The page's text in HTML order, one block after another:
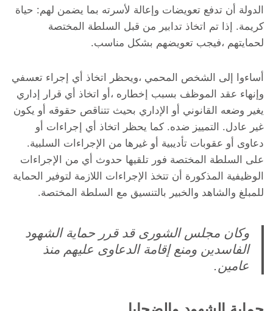
الدولة أن تدفع تعويضات وإعالة لأسرته بما يضمن لهم: حياة
كريمة. إذا تم اتخاذ تدابير من قبل السلطة المختصة
لحمايتهم ،فيجب تعويضهم بشكل مناسب.
أساءوا إلى الشخص المحمي ،ويحظر اتخاذ أي إجراء تعسفي
وإنهاء عقد الموظف بسبب إخطاره ،أو اتخاذ أي قرار إداري
يغير وضعه القانوني أو الإداري بحيث تتناقص حقوقه أو يكون
غير عادل. التمييز ضده. كما يحظر اتخاذ أي إجراءات أو
دعاوى أو عقوبات تأديبية أو غيرها من الإجراءات السلبية.
على السلطة المختصة فور تلقيها حدوث أي من الإجراءات
الوظيفية المذكورة أن تتخذ الإجراءات اللازمة لتوفير الحماية
للمبلغ والشاهد والخبير بالتنسيق مع السلطة المختصة.
وكان مجلس الشورى قد قرر حماية الشهود
الفاسدين ومنع إقامة الدعاوى عليهم منذ
عامين.